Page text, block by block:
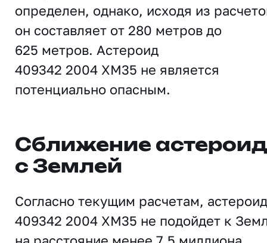
определен, однако, исходя из
он составляет от 280 метров до
625 метров. Астероид
409342 2004 XM35 не является
потенциально опасным.
Сближение
с Землей
Согласно текущим расчетам, астероид
409342 2004 XM35 не подойдет к